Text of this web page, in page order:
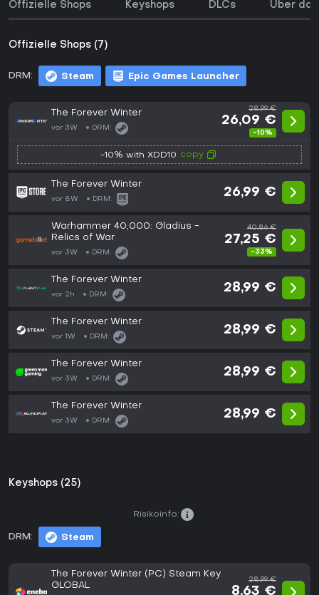
Offizielle Shops Keyshops DLCs Über
Offizielle Shops (7)
DRM: Steam Epic Games Launcher
The Forever Winter
vor 3W DRM:
28,99 €
26,09 €
-10%
-10% with XDD10 copy
The Forever Winter
vor 8W DRM:
26,99 €
Warhammer 40,000: Gladius -
Relics of War
vor 3W DRM:
40,86 €
27,25 €
-33%
The Forever Winter
vor 2h DRM:
28,99 €
The Forever Winter
vor 1W DRM:
28,99 €
The Forever Winter
vor 3W DRM:
28,99 €
The Forever Winter
vor 3W DRM:
28,99 €
Keyshops (25)
DRM: Steam
Risikoinfo:
The Forever Winter (PC) Steam Key
GLOBAL
28,99 €
8,63 €